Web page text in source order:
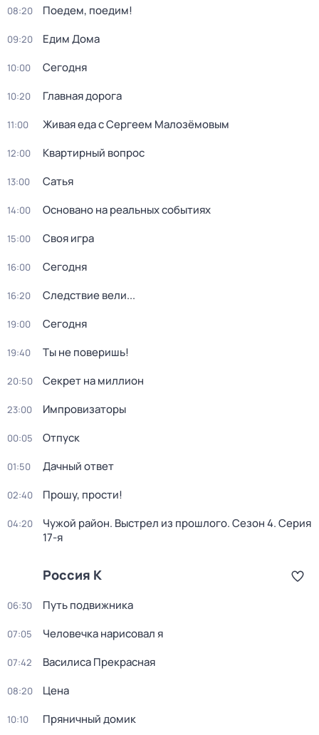
08:20 Поедем, поедим!
09:20 Едим Дома
10:00 Сегодня
10:20 Главная дорога
11:00 Живая еда с Сергеем Малозёмовым
12:00 Квартирный вопрос
13:00 Сатья
14:00 Основано на реальных событиях
15:00 Своя игра
16:00 Сегодня
16:20 Следствие вели...
19:00 Сегодня
19:40 Ты не поверишь!
20:50 Секрет на миллион
23:00 Импровизаторы
00:05 Отпуск
01:50 Дачный ответ
02:40 Прошу, прости!
04:20 Чужой район. Выстрел из прошлого. Сезон 4. Серия
17-я
Россия К
06:30 Путь подвижника
07:05 Человечка нарисовал я
07:42 Василиса Прекрасная
08:20 Цена
10:10 Пряничный домик